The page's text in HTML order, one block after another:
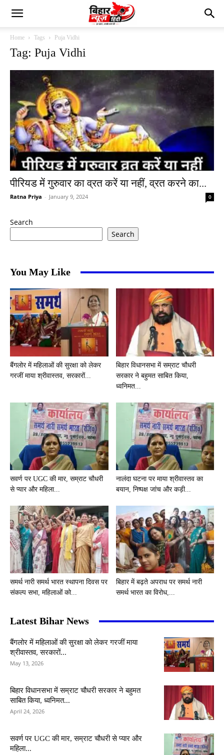
Home Tags Puja Vidhi
Tag: Puja Vidhi
पीरियड में गुरुवार का व्रत करें या नहीं, व्रत करने का...
Ratna Priya - January 9, 2024 0
Search
Search
You May Like
बैंगलोर में महिलाओं की सुरक्षा को लेकर
गरजीं माया श्रीवास्तव, सरकारों...
बिहार विधानसभा में सम्राट चौधरी
सरकार ने बहुमत साबित किया,
ध्वनिमत...
सवर्ण पर UGC की मार, सम्राट चौधरी
से प्यार और महिला...
नालंदा घटना पर माया श्रीवास्तव का
बयान, निष्पक्ष जांच और कड़ी...
समर्थ नारी समर्थ भारत स्थापना दिवस पर
संकल्प सभा, महिलाओं को...
बिहार में बढ़ते अपराध पर समर्थ नारी
समर्थ भारत का विरोध,...
Latest Bihar News
बैंगलोर में महिलाओं की सुरक्षा को लेकर गरजीं माया
श्रीवास्तव, सरकारों...
May 13, 2026
बिहार विधानसभा में सम्राट चौधरी सरकार ने बहुमत
साबित किया, ध्वनिमत...
April 24, 2026
सवर्ण पर UGC की मार, सम्राट चौधरी से प्यार और
महिला...